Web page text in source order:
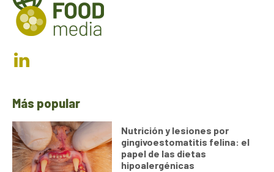
Más popular
Nutrición y lesiones por
gingivoestomatitis felina: el
papel de las dietas
hipoalergénicas